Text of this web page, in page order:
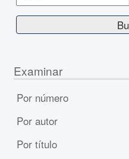
Examinar
Por número
Por autor
Por título